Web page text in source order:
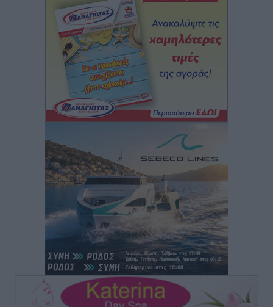
Φοιτητική στέγη: «Φωτιά» τα ενοίκια σε Αθήνα και
Θεσσαλονίκη – Έως 800 ευρώ στο Ρέθυμνο
πριν 1 ώρα
Η Τουρκία σε νέο «κρεσέντο» προκλήσεων στο Αιγαίο
με 18 παραβάσεις και παραβιάσεις
Ειδήσεις πριν 1 ώρα
Θερινές εκπτώσεις 2026 έως τις 31 Αυγούστου – Τι
πρέπει να προσέξουν οι καταναλωτές
πριν 1 ώρα
ΑΔΜΗΕ: Ολοκληρώνεται η ηλεκτρική διασύνδεση των
Κυκλάδων, τα οφέλη
Ειδήσεις• πριν 1 ώρα
Πόσοι Ευρωπαίοι «αντέχουν» διακοπές στο εξωτερικό
– Τι ισχύει για Έλληνες